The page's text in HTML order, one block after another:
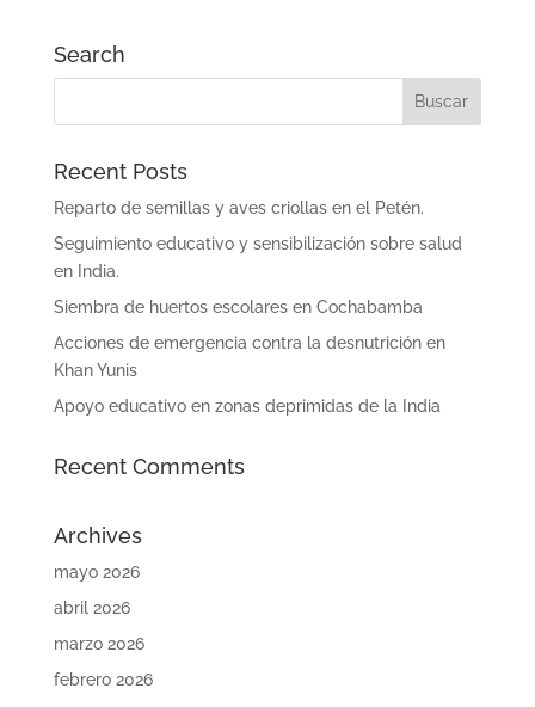
Search
Recent Posts
Reparto de semillas y aves criollas en el Petén.
Seguimiento educativo y sensibilización sobre salud
en India.
Siembra de huertos escolares en Cochabamba
Acciones de emergencia contra la desnutrición en
Khan Yunis
Apoyo educativo en zonas deprimidas de la India
Recent Comments
Archives
mayo 2026
abril 2026
marzo 2026
febrero 2026